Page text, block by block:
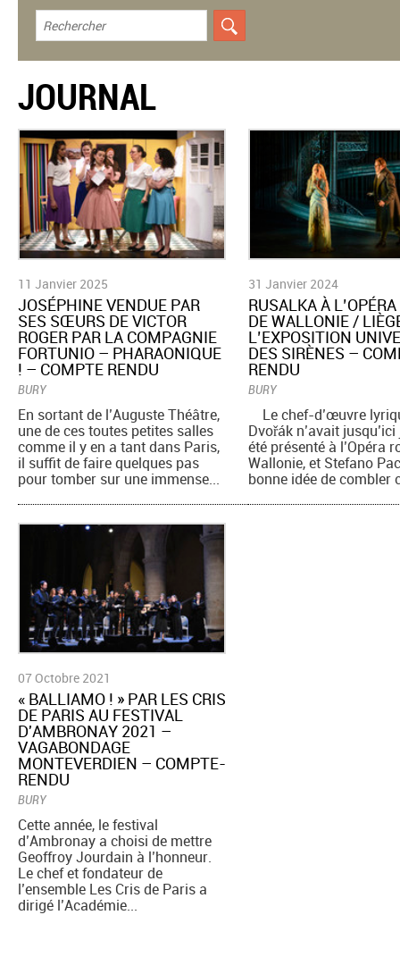
JOURNAL
11 Janvier 2025
JOSÉPHINE VENDUE PAR
SES SŒURS DE VICTOR
ROGER PAR LA COMPAGNIE
FORTUNIO – PHARAONIQUE
! – COMPTE RENDU
BURY
En sortant de l’Auguste Théâtre,
une de ces toutes petites salles
comme il y en a tant dans Paris,
il suffit de faire quelques pas
pour tomber sur une immense...
31 Janvier 2024
​RUSALKA À
DE WALLONIE /
L’EXPOSITION
DES SIRÈNES –
RENDU
BURY
Le chef-d’œuvre
Dvořák n’avait
été présenté à l’Opéra
Wallonie, et Stefano
bonne idée de combler
07 Octobre 2021
​« BALLIAMO ! » PAR LES CRIS
DE PARIS AU FESTIVAL
D'AMBRONAY 2021 –
VAGABONDAGE
MONTEVERDIEN – COMPTE-
RENDU
BURY
Cette année, le festival
d’Ambronay a choisi de mettre
Geoffroy Jourdain à l’honneur.
Le chef et fondateur de
l’ensemble Les Cris de Paris a
dirigé l’Académie...